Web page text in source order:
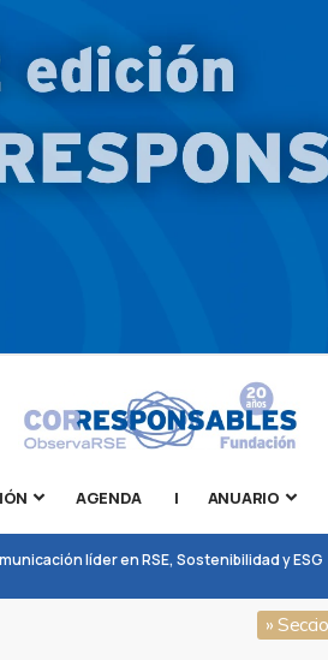
AGENDA | ANUARIO
líder en RSE, Sostenibilidad y ESG
»